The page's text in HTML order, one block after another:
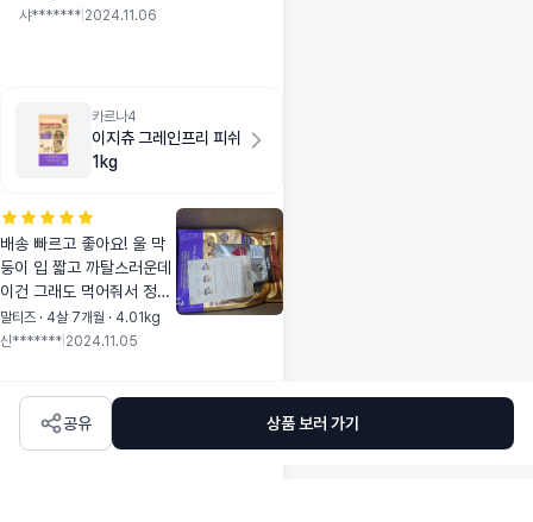
를 했어요 택배사에서
기 바쁜 애기! 그라나
실상은 또 슥 냄새 한
번 맡더니 안 먹고 기
미운 아리ㅠㅠ 아직
죠? 좀 더 지켜보고
정착해봐야 겠어요~~
알맹이는 제법 크더라
구요. 큰 만큼 용량도
기존꺼보단 줄여서 먹
보고 먹게 해봐야 겠
어요.ㅎㅎ
샤******* 2024.11.06
카르나4
이지츄 그레인프리 피쉬
1kg
배송 빠르고 좋아요! 울 막
둥이 입 짧고 까탈스러운데
이건 그래도 먹어줘서 정착
중이에요~ 성분 좋아서 믿
고 먹여요~
말티즈 · 4살 7개월 · 4.01kg
신******* 2024.11.05
공유 상품 보러 가기